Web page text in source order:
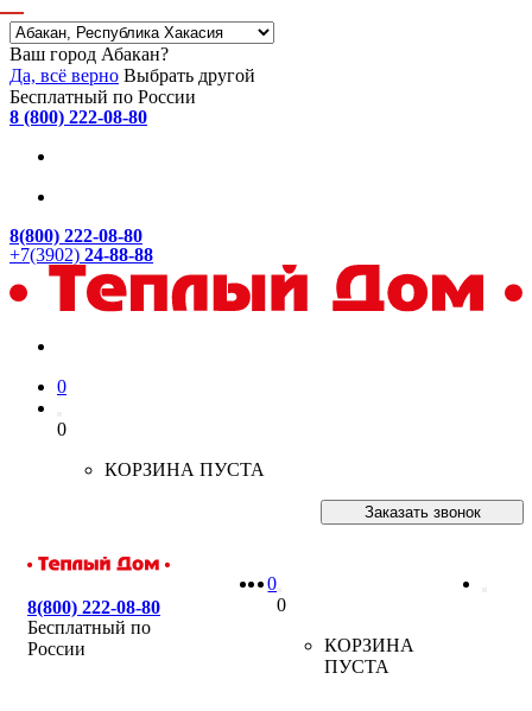
Ваш город Абакан?
Да, всё верно Выбрать другой
Бесплатный по России
8 (800) 222-08-80
8(800) 222-08-80
+7(3902) 24-88-88
0
0
КОРЗИНА ПУСТА
Заказать звонок
8(800) 222-08-80
Бесплатный по
России
0
0
КОРЗИНА
ПУСТА